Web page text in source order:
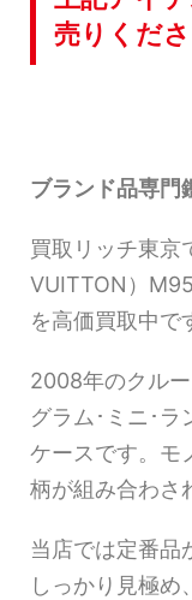
売りくださ
ブランド品専門
買取リッチ東京
VUITTON）
を高価買取中で
2008年のクル
グラム･ミニ･ラ
ケースです。モ
柄が組み合わさ
当店では定番品
しっかり見極め